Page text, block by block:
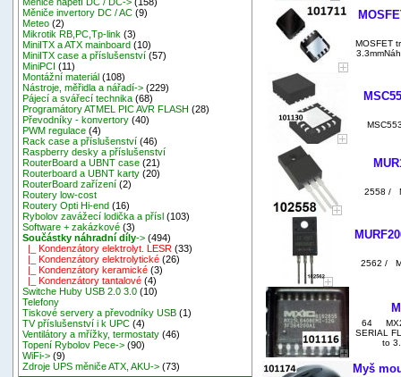
Měniče invertory DC / AC (9)
Meteo (2)
Mikrotik RB,PC,Tp-link (3)
MiniITX a ATX mainboard (10)
MiniITX case a příslušenství (57)
MiniPCI (11)
Montážní materiál (108)
Nástroje, měřidla a nářadí-> (229)
Pájecí a svářecí technika (68)
Programátory ATMEL PIC AVR FLASH (28)
Převodníky - konvertory (40)
PWM regulace (4)
Rack case a příslušenství (46)
Raspberry desky a příslušenství
RouterBoard a UBNT case (21)
Routerboard a UBNT karty (20)
RouterBoard zařízení (2)
Routery low-cost
Routery Opti Hi-end (16)
Rybolov zavážecí lodička a přísl (103)
Software + zakázkové (3)
Součástky náhradní díly-> (494)
|_ Kondenzátory elektrolyt. LESR (33)
|_ Kondenzátory elektrolytické (26)
|_ Kondenzátory keramické (3)
|_ Kondenzátory tantalové (4)
Switche Huby USB 2.0 3.0 (10)
Telefony
Tiskové servery a převodníky USB (1)
TV příslušenství i k UPC (4)
Ventilátory a mřížky, termostaty (46)
Topení Rybolov Pece-> (90)
WiFi-> (9)
Zdroje UPS měniče ATX, AKU-> (73)
MOSFET
2558 /
2562 /
64
SERIAL
to
Myš